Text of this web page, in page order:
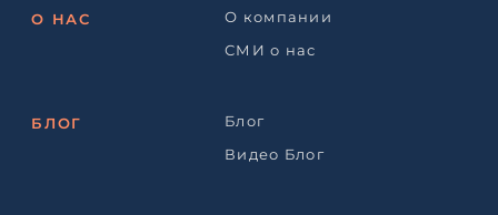
О НАС
О компании
СМИ о нас
БЛОГ
Блог
Видео Блог